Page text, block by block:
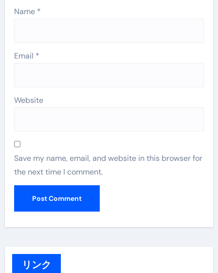
Name *
Email *
Website
Save my name, email, and website in this browser for
the next time I comment.
リンク